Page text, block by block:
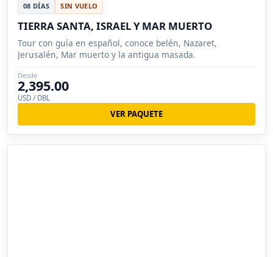
08 DÍAS SIN VUELO
TIERRA SANTA, ISRAEL Y MAR MUERTO
Tour con guía en español, conoce belén, Nazaret,
Jerusalén, Mar muerto y la antigua masada.
Desde
2,395.00
USD / DBL
VER PAQUETE